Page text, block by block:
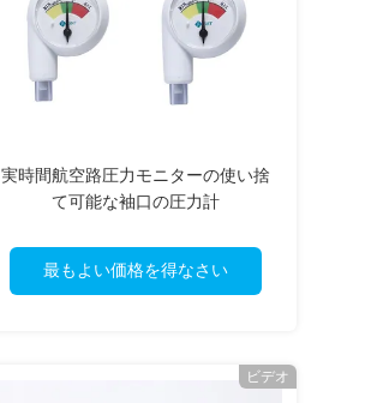
実時間航空路圧力モニターの使い捨
て可能な袖口の圧力計
最もよい価格を得なさい
ビデオ